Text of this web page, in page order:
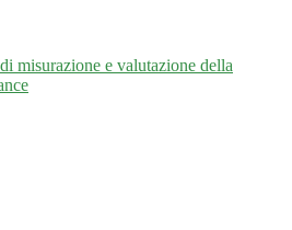
misurazione e valutazione della